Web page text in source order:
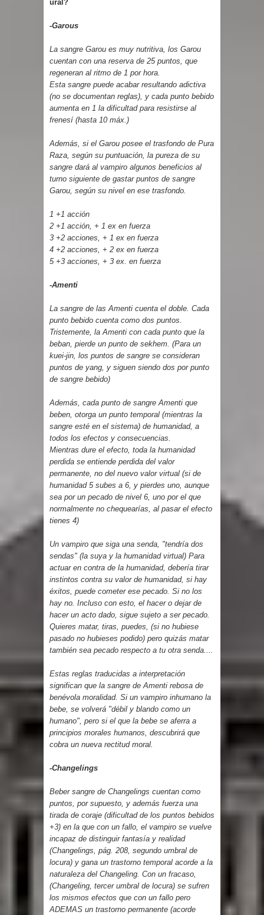
ural?
-Garous
La sangre Garou es muy nutritiva, los Garou
cuentan con una reserva de 25 puntos, que
regeneran al ritmo de 1 por hora.
Esta sangre puede acabar resultando adictiva
(no se documentan reglas), y cada punto bebido
aumenta en 1 la dificultad para resistirse al
frenesí (hasta 10 máx.)
Además, si el Garou posee el trasfondo de Pura
Raza, según su puntuación, la pureza de su
sangre dará al vampiro algunos beneficios al
turno siguiente de gastar puntos de sangre
Garou, según su nivel en ese trasfondo.
1 +1 acción
2 +1 acción, + 1 ex en fuerza
3 +2 acciones, + 1 ex en fuerza
4 +2 acciones, + 2 ex en fuerza
5 +3 acciones, + 3 ex. en fuerza
-Amenti
La sangre de las Amenti cuenta el doble. Cada
punto bebido cuenta como dos puntos.
Tristemente, la Amenti con cada punto que la
beban, pierde un punto de sekhem. (Para un
kuei-jin, los puntos de sangre se consideran
puntos de yang, y siguen siendo dos por punto
de sangre bebido)
Además, cada punto de sangre Amenti que
beben, otorga un punto temporal (mientras la
sangre esté en el sistema) de humanidad, a
todos los efectos y consecuencias.
Mientras dure el efecto, toda la humanidad
perdida se entiende perdida del valor
permanente, no del nuevo valor virtual (si de
humanidad 5 subes a 6, y pierdes uno, aunque
sea por un pecado de nivel 6, uno por el que
normalmente no chequearías, al pasar el efecto
tienes 4)
Un vampiro que siga una senda, "tendría dos
sendas" (la suya y la humanidad virtual) Para
actuar en contra de la humanidad, debería tirar
instintos contra su valor de humanidad, si hay
éxitos, puede cometer ese pecado. Si no los
hay no. Incluso con esto, el hacer o dejar de
hacer un acto dado, sigue sujeto a ser pecado.
Quieres matar, tiras, puedes, (si no hubiese
pasado no hubieses podido) pero quizás matar
también sea pecado respecto a tu otra senda....
Estas reglas traducidas a interpretación
significan que la sangre de Amenti rebosa de
benévola moralidad. Si un vampiro inhumano la
bebe, se volverá "débil y blando como un
humano", pero si el que la bebe se aferra a
principios morales humanos, descubrirá que
cobra un nueva rectitud moral.
-Changelings
Beber sangre de Changelings cuentan como
puntos, por supuesto, y además fuerza una
tirada de coraje (dificultad de los puntos bebidos
+3) en la que con un fallo, el vampiro se vuelve
incapaz de distinguir fantasía y realidad
(Changelings, pág. 208, segundo umbral de
locura) y gana un trastorno temporal acorde a la
naturaleza del Changeling. Con un fracaso,
(Changeling, tercer umbral de locura) se sufren
los mismos efectos que con un fallo pero
ADEMAS un trastorno permanente (acorde